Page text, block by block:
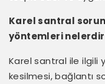
Karel santral
yöntemleri
Karel santral ile ilgili
kesilmesi, bağlantı